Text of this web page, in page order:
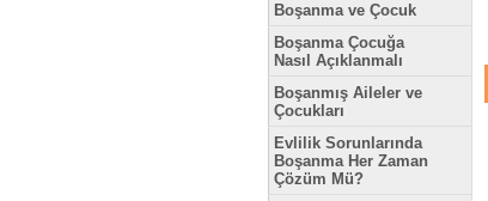
Boşanma ve Çocuk
Boşanma Çocuğa
Nasıl Açıklanmalı
Boşanmış Aileler ve
Çocukları
Evlilik Sorunlarında
Boşanma Her Zaman
Çözüm Mü?